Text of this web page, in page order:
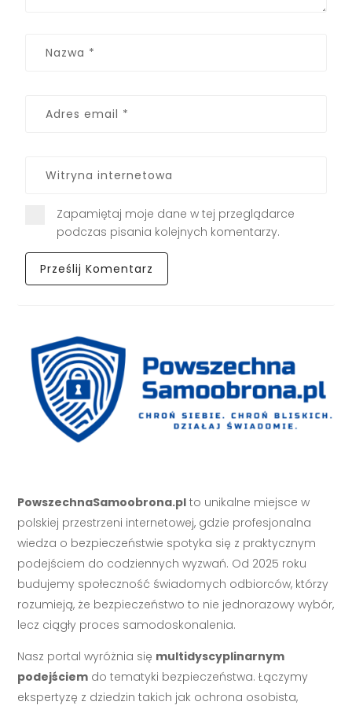
Zapamiętaj moje dane w tej przeglądarce
podczas pisania kolejnych komentarzy.
PowszechnaSamoobrona.pl to unikalne miejsce w
polskiej przestrzeni internetowej, gdzie profesjonalna
wiedza o bezpieczeństwie spotyka się z praktycznym
podejściem do codziennych wyzwań. Od 2025 roku
budujemy społeczność świadomych odbiorców, którzy
rozumieją, że bezpieczeństwo to nie jednorazowy wybór,
lecz ciągły proces samodoskonalenia.
Nasz portal wyróżnia się multidyscyplinarnym
podejściem do tematyki bezpieczeństwa. Łączymy
ekspertyzę z dziedzin takich jak ochrona osobista,